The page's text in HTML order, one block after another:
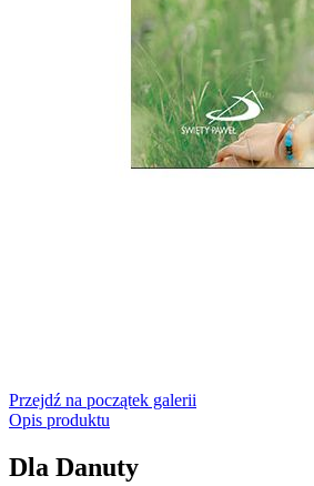
Przejdź na początek galerii
Opis produktu
Dla Danuty